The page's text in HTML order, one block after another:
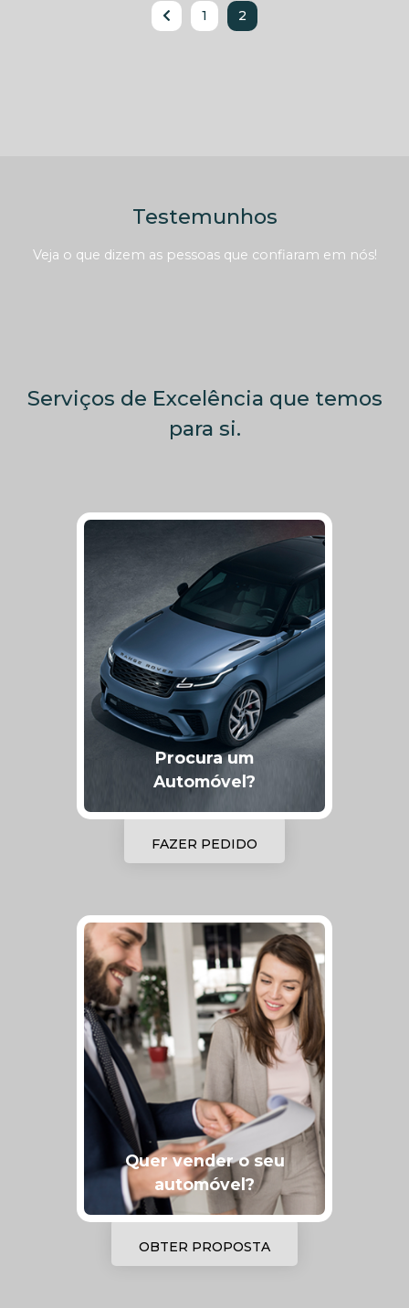
1 2
Testemunhos
Veja o que dizem as pessoas que confiaram em nós!
Serviços de Excelência que temos
para si.
Procura um
Automóvel?
FAZER PEDIDO
Quer vender o seu
automóvel?
OBTER PROPOSTA